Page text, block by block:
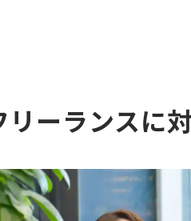
リーランスに